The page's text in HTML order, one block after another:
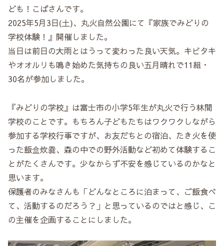
ども！こばさんです。
2025年5月3日(土)、丸火自然公園にて『家族でみどりの
学校体験！』開催しました。
当日は前日の大雨とはうって変わった良い天気。キビタキ
やオオルリも鳴き始めた気持ちの良い五月晴れで11組・
30名が参加しました。
『みどりの学校』は富士市の小学5年生が丸火で行う林間
学校のことです。もちろん子どもたちはワクワクしながら
参加する学校行事ですが、お友だちとの宿泊、たき火を使
った飯盒炊爨、森の中での野外活動など初めて体験するこ
とがたくさんです。少なからず不安を感じているのかなと
思います。
保護者のみなさんも「どんなところに泊まって、ご飯食べ
て、活動するのだろう？」と思っているのではと感じ、こ
の主催を企画することにしました。